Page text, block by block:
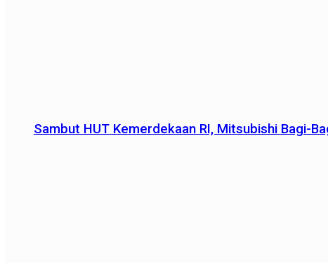
Sambut HUT Kemerdekaan RI, Mitsubishi Bagi-